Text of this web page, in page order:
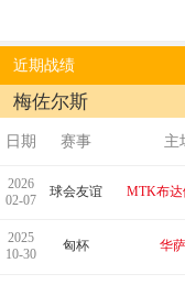
近期战绩
梅佐尔斯
日期 赛事 主
2026
02-07
球会友谊 MTK布达
2025
10-30
匈杯 华